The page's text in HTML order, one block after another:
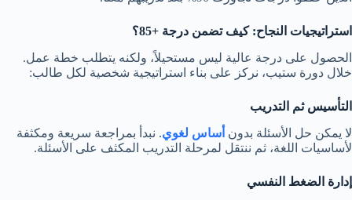
استراتيجيات النجاح: كيف تضمن درجة +85؟
الحصول على درجة عالية ليس مستحيلاً، ولكنه يتطلب خطة عمل.
خلال دورة ستيب، نركز على بناء استراتيجية شخصية لكل طالب:
التأسيس ثم التدريب
لا يمكن حل الأسئلة بدون أساس لغوي. نبدأ بمراجعة سريعة ومكثفة
لأساسيات اللغة، ثم ننتقل لمرحلة التدريب المكثف على الأسئلة.
إدارة الضغط النفسي